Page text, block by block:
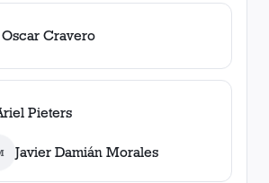
Cravero
Pieters
Javier Damián Morales